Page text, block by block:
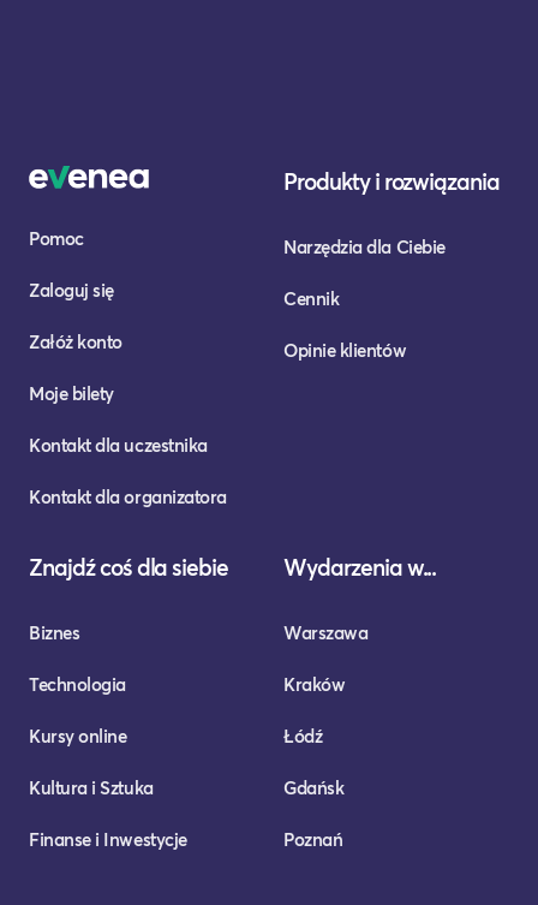
Pomoc
Zaloguj się
Załóż konto
Moje bilety
Kontakt dla uczestnika
Kontakt dla organizatora
Produkty i rozwiązania
Narzędzia dla Ciebie
Cennik
Opinie klientów
Znajdź coś dla siebie
Biznes
Technologia
Kursy online
Kultura i Sztuka
Finanse i Inwestycje
Wydarzenia w...
Warszawa
Kraków
Łódź
Gdańsk
Poznań